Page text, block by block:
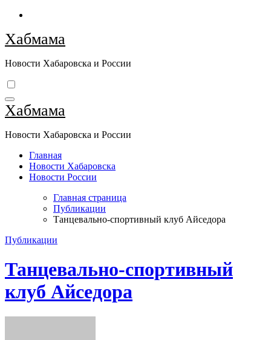
Перейти
содержимому
Хабмама
Новости Хабаровска и России
Хабмама
Новости Хабаровска и России
Главная
Новости Хабаровска
Новости России
Главная страница
Публикации
Танцевально-спортивный клуб Айседора
Публикации
Танцевально-спортивный
клуб Айседора